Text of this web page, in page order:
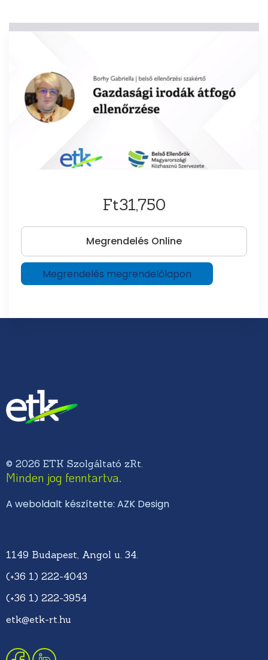
Ft31,750
Megrendelés Online
Megrendelés megrendelőlapon
© 2026 ETK Szolgáltató zRt.
Minden jog fenntartva.
A weboldalt készítette: AZK Design
1149 Budapest, Angol u. 34.
(+36 1) 222-4043
(+36 1) 222-3954
etk@etk-rt.hu